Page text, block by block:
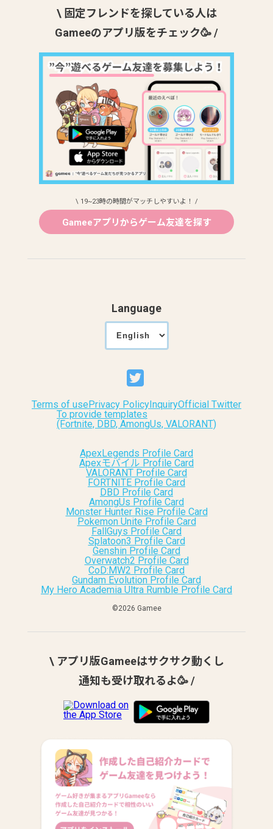
\ 固定フレンドを探している人は
Gameeのアプリ版をチェック🥳 /
\ 19~23時の時間がマッチしやすいよ！ /
Gameeアプリからゲーム友達を探す
Language
Terms of usePrivacy Policy InquiryOfficial Twitter
To provide templates
(Fortnite, DBD, AmongUs, VALORANT)
ApexLegends Profile Card
Apexモバイル Profile Card
VALORANT Profile Card
FORTNITE Profile Card
DBD Profile Card
AmongUs Profile Card
Monster Hunter Rise Profile Card
Pokemon Unite Profile Card
FallGuys Profile Card
Splatoon3 Profile Card
Genshin Profile Card
Overwatch2 Profile Card
CoD:MW2 Profile Card
Gundam Evolution Profile Card
My Hero Academia Ultra Rumble Profile Card
©︎2026 Gamee
\ アプリ版Gameeはサクサク動くし
通知も受け取れるよ🥳 /